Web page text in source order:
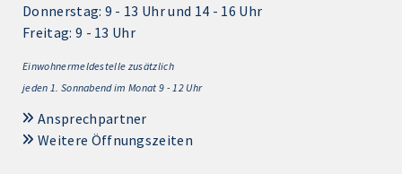
Donnerstag: 9 - 13 Uhr und 14 - 16 Uhr
Freitag: 9 - 13 Uhr
Einwohnermeldestelle zusätzlich
jeden 1. Sonnabend im Monat 9 - 12 Uhr
Ansprechpartner
Weitere Öffnungszeiten